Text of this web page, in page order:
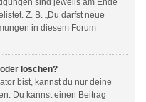
sind jeweils am Ende
Z. B. „Du darfst neue
in diesem Forum
löschen?
bist, kannst du nur deine
Du kannst einen Beitrag